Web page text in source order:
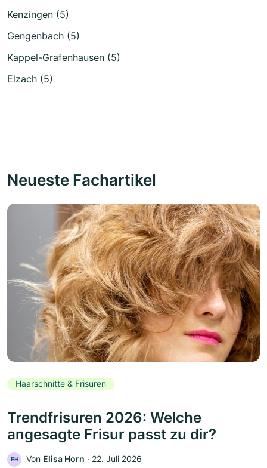
Kenzingen (5)
Gengenbach (5)
Kappel-Grafenhausen (5)
Elzach (5)
Neueste Fachartikel
Haarschnitte & Frisuren
Trendfrisuren 2026: Welche
angesagte Frisur passt zu dir?
EH Von Elisa Horn ‧ 22. Juli 2026